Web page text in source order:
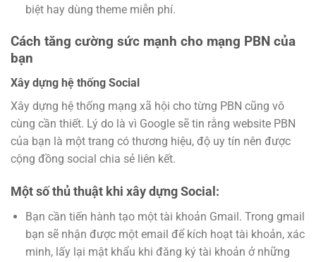
biệt hay dùng theme miễn phí.
Cách tăng cường sức mạnh cho mạng PBN của
bạn
Xây dựng hệ thống Social
Xây dựng hệ thống mạng xã hội cho từng PBN cũng vô
cùng cần thiết. Lý do là vì Google sẽ tin rằng website PBN
của bạn là một trang có thương hiệu, độ uy tín nên được
cộng đồng social chia sẻ liên kết.
Một số thủ thuật khi xây dựng Social:
Bạn cần tiến hành tạo một tài khoản Gmail. Trong gmail
bạn sẽ nhận được một email để kích hoạt tài khoản, xác
minh, lấy lại mật khẩu khi đăng ký tài khoản ở những